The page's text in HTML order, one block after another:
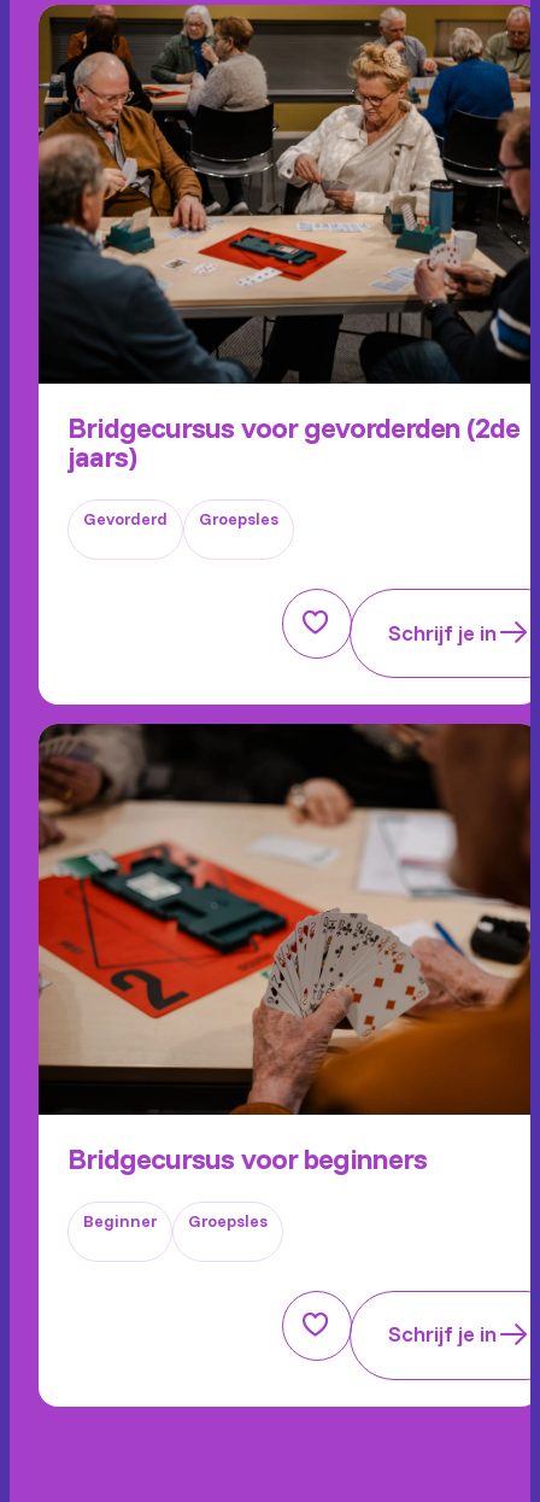
Bridgecursus voor gevorderden (2de
jaars)
Gevorderd Groepsles
Schrijf je in
Bridgecursus voor beginners
Beginner Groepsles
Schrijf je in